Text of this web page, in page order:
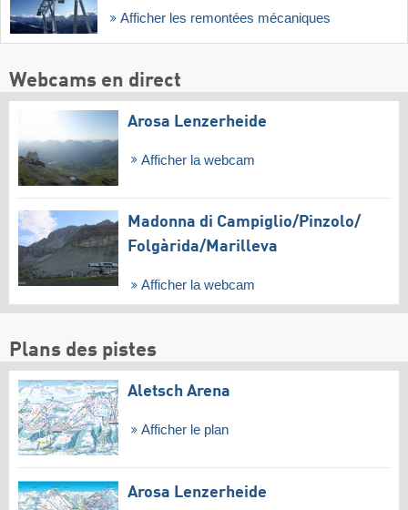
Afficher les remontées mécaniques
Webcams en direct
Arosa Lenzerheide
Afficher la webcam
Madonna di Campiglio/​Pinzolo/​
Folgàrida/​Marilleva
Afficher la webcam
Plans des pistes
Aletsch Arena
Afficher le plan
Arosa Lenzerheide